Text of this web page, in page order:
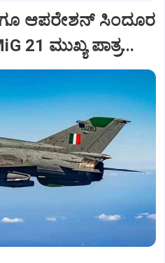
ಆಪರೇಶನ್‌ ಸಿಂದೂರ
21 ಮುಖ್ಯ ಪಾತ್ರ...